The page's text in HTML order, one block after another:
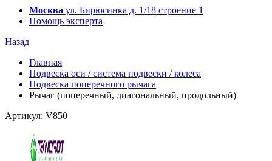
Москва ул. Бирюсинка д. 1/18 строение 1
Помощь эксперта
Назад
Главная
Подвеска оси / система подвески / колеса
Подвеска поперечного рычага
Рычаг (поперечный, диагональный, продольный)
Артикул: V850